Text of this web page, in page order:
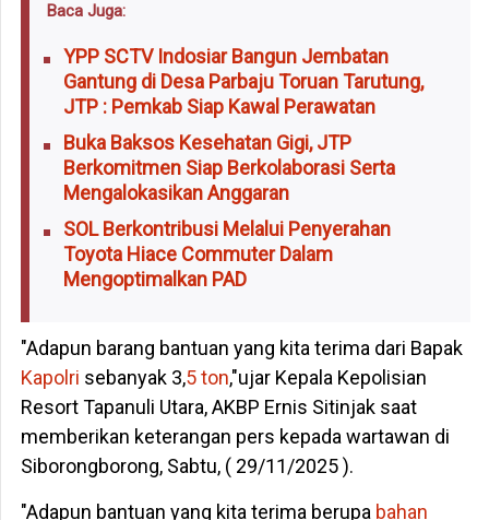
Baca Juga:
YPP SCTV Indosiar Bangun Jembatan
Gantung di Desa Parbaju Toruan Tarutung,
JTP : Pemkab Siap Kawal Perawatan
Buka Baksos Kesehatan Gigi, JTP
Berkomitmen Siap Berkolaborasi Serta
Mengalokasikan Anggaran
SOL Berkontribusi Melalui Penyerahan
Toyota Hiace Commuter Dalam
Mengoptimalkan PAD
"Adapun barang bantuan yang kita terima dari Bapak
Kapolri sebanyak 3,5 ton,"ujar Kepala Kepolisian
Resort Tapanuli Utara, AKBP Ernis Sitinjak saat
memberikan keterangan pers kepada wartawan di
Siborongborong, Sabtu, ( 29/11/2025 ).
"Adapun bantuan yang kita terima berupabahan